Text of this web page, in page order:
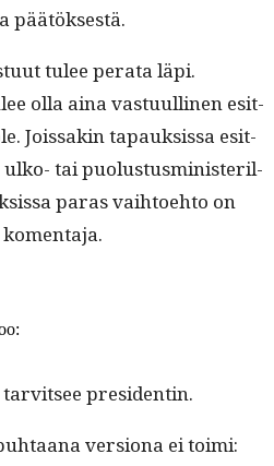
päätöksestä.
tulee per­a­ta läpi.
olla aina vas­tu­ulli­nen esit­
Jois­sakin tapauk­sis­sa esit­
ulko- tai puo­lus­tus­min­is­ter­il­
paras vai­h­toe­hto on
presidentin.
ver­siona ei toimi: